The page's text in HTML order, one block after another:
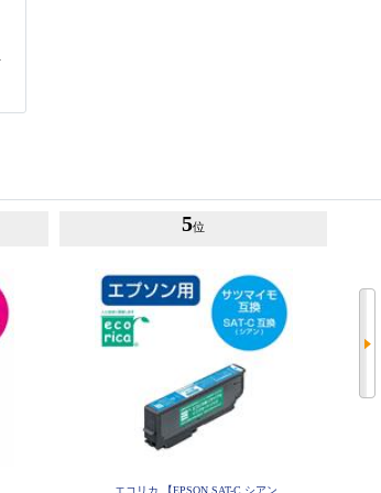
5位
エコリカ 【EPSON SAT-C シアン